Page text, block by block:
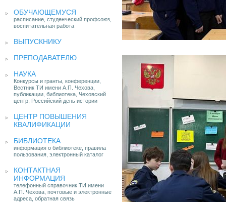
ОБУЧАЮЩЕМУСЯ
расписание, студенческий профсоюз,
воспитательная работа
ВЫПУСКНИКУ
ПРЕПОДАВАТЕЛЮ
НАУКА
Конкурсы и гранты, конференции,
Вестник ТИ имени А.П. Чехова,
публикации, библиотека, Чеховский
центр, Российский день истории
ЦЕНТР ПОВЫШЕНИЯ
КВАЛИФИКАЦИИ
БИБЛИОТЕКА
информация о библиотеке, правила
пользования, электронный каталог
КОНТАКТНАЯ
ИНФОРМАЦИЯ
телефонный справочник ТИ имени
А.П. Чехова, почтовые и электронные
адреса, обратная связь